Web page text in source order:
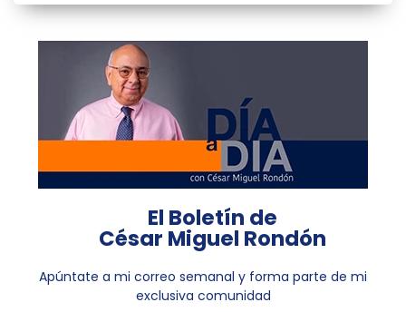
El Boletín de
César Miguel Rondón
Apúntate a mi correo semanal y forma parte de mi
exclusiva comunidad